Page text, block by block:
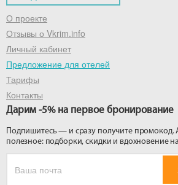
О проекте
Отзывы о Vkrim.info
Личный кабинет
Предложение для отелей
Тарифы
Контакты
Дарим -5% на первое бронирование
Подпишитесь — и сразу получите промокод.
полезное: подборки, скидки и вдохновение